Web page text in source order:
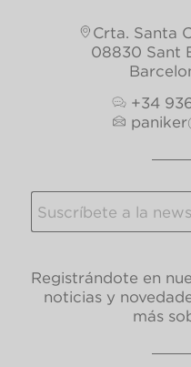
Crta. Santa
08830 Sant
+34
Registrándote en
noticias y
más